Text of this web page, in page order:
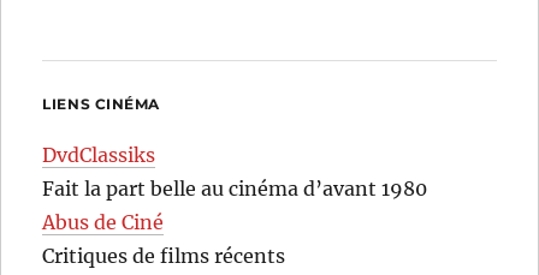
LIENS CINÉMA
DvdClassiks
Fait la part belle au cinéma d’avant 1980
Abus de Ciné
Critiques de films récents